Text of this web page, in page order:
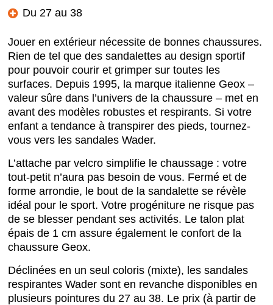
Du 27 au 38
Jouer en extérieur nécessite de bonnes chaussures.
Rien de tel que des sandalettes au design sportif
pour pouvoir courir et grimper sur toutes les
surfaces. Depuis 1995, la marque italienne Geox –
valeur sûre dans l’univers de la chaussure – met en
avant des modèles robustes et respirants. Si votre
enfant a tendance à transpirer des pieds, tournez-
vous vers les sandales Wader.
L’attache par velcro simplifie le chaussage : votre
tout-petit n’aura pas besoin de vous. Fermé et de
forme arrondie, le bout de la sandalette se révèle
idéal pour le sport. Votre progéniture ne risque pas
de se blesser pendant ses activités. Le talon plat
épais de 1 cm assure également le confort de la
chaussure Geox.
Déclinées en un seul coloris (mixte), les sandales
respirantes Wader sont en revanche disponibles en
plusieurs pointures du 27 au 38. Le prix (à partir de